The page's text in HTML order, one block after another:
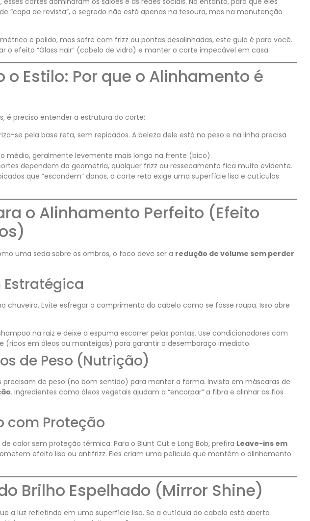
“capa de revista”, o segredo não está apenas na tesoura, mas na manutenção
e polido, mas sofre com frizz ou pontas desalinhadas, este guia é para você.
o efeito “Glass Hair” (cabelo de vidro) e manter o corte impecável em casa.
o Estilo: Por que o Alinhamento é
é preciso entender a estrutura do corte:
se pela base reta, sem repicados. A beleza dele está no peso e na linha precisa
médio, geralmente levemente mais longo na frente (bico).
dependem da geometria, qualquer frizz ou ressecamento fica muito evidente.
que “escondem” danos, o corte reto exige uma superfície lisa e cutículas
o Alinhamento Perfeito (Efeito
uma seda sobre os ombros, o foco deve ser a redução de volume sem perder
Estratégica
chuveiro. Evite esfregar o comprimento do cabelo como se fosse roupa. Isso abre
na raiz e deixe a espuma escorrer pelas pontas. Use condicionadores com
(ricos em óleos ou manteigas) para garantir o desembaraço imediato.
de Peso (Nutrição)
de peso (no bom sentido) para manter a forma. Invista em máscaras de
. Ingredientes como óleos vegetais ajudam a “encorpar” a fibra e alinhar os fios
com Proteção
calor sem proteção térmica. Para o Blunt Cut e Long Bob, prefira Leave-ins em
efeito liso ou antifrizz. Eles criam uma película que mantém o alinhamento
Brilho Espelhado (Mirror Shine)
a luz refletindo em uma superfície lisa. Se a cutícula do cabelo está aberta